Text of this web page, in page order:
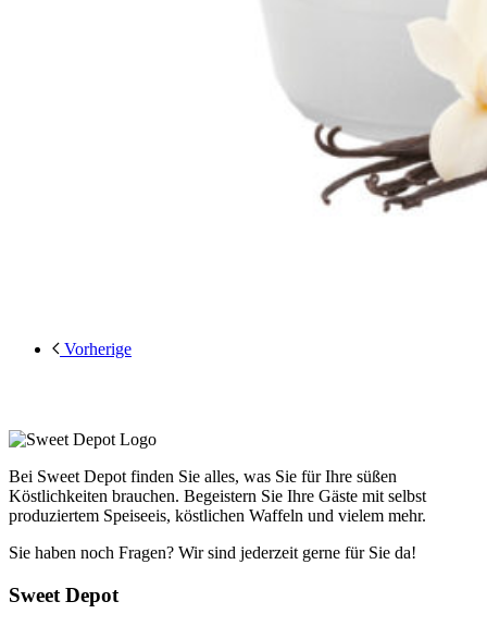
Vorherige
Bei Sweet Depot finden Sie alles, was Sie für Ihre süßen
Köstlichkeiten brauchen. Begeistern Sie Ihre Gäste mit selbst
produziertem Speiseeis, köstlichen Waffeln und vielem mehr.
Sie haben noch Fragen? Wir sind jederzeit gerne für Sie da!
Sweet Depot